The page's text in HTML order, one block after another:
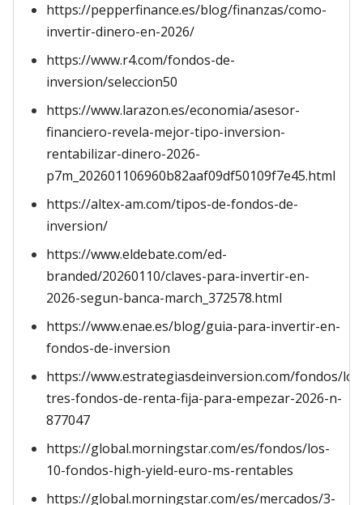
https://pepperfinance.es/blog/finanzas/como-
invertir-dinero-en-2026/
https://www.r4.com/fondos-de-
inversion/seleccion50
https://www.larazon.es/economia/asesor-
financiero-revela-mejor-tipo-inversion-
rentabilizar-dinero-2026-
p7m_202601106960b82aaf09df50109f7e45.html
https://altex-am.com/tipos-de-fondos-de-
inversion/
https://www.eldebate.com/ed-
branded/20260110/claves-para-invertir-en-
2026-segun-banca-march_372578.html
https://www.enae.es/blog/guia-para-invertir-en-
fondos-de-inversion
https://www.estrategiasdeinversion.com/fondos/
tres-fondos-de-renta-fija-para-empezar-2026-n-
877047
https://global.morningstar.com/es/fondos/los-
10-fondos-high-yield-euro-ms-rentables
https://global.morningstar.com/es/mercados/3-